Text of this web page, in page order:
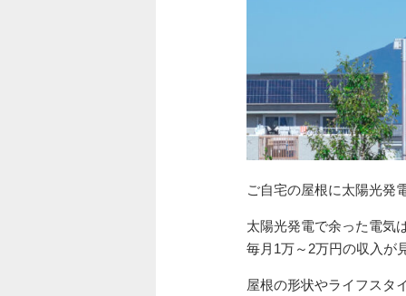
ご自宅の屋根に太陽光発
太陽光発電で余った電気
毎月1万～2万円の収入が
屋根の形状やライフスタ